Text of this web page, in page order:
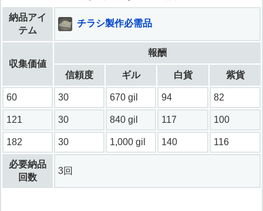
納品アイ
テム
チラシ製作必需品
収集価値
報酬
信頼度 ギル 白貨 紫貨
60 30 670 gil 94 82
121 30 840 gil 117 100
182 30 1,000 gil 140 116
必要納品
回数
3回